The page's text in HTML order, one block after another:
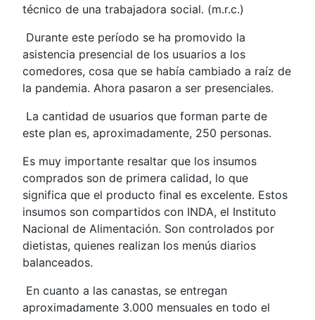
técnico de una trabajadora social. (m.r.c.)
Durante este período se ha promovido la
asistencia presencial de los usuarios a los
comedores, cosa que se había cambiado a raíz de
la pandemia. Ahora pasaron a ser presenciales.
La cantidad de usuarios que forman parte de
este plan es, aproximadamente, 250 personas.
Es muy importante resaltar que los insumos
comprados son de primera calidad, lo que
significa que el producto final es excelente. Estos
insumos son compartidos con INDA, el Instituto
Nacional de Alimentación. Son controlados por
dietistas, quienes realizan los menús diarios
balanceados.
En cuanto a las canastas, se entregan
aproximadamente 3.000 mensuales en todo el